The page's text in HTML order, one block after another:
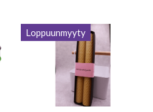
Loppuunmyyty